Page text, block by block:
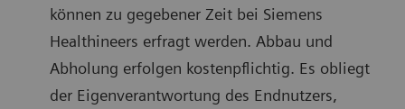
können zu gegebener Zeit bei Siemens
Healthineers erfragt werden. Abbau und
Abholung erfolgen kostenpflichtig. Es obliegt
der Eigenverantwortung des Endnutzers,